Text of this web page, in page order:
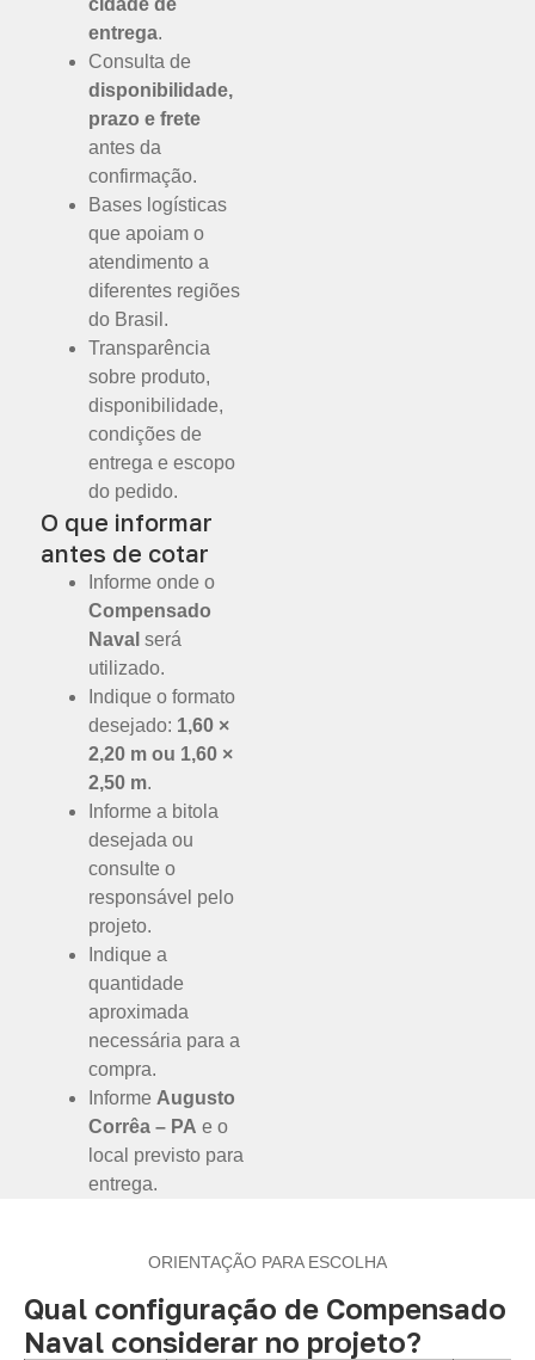
entrega.
Consulta de
disponibilidade,
prazo e frete
antes da
confirmação.
Bases logísticas
que apoiam o
atendimento a
diferentes regiões
do Brasil.
Transparência
sobre produto,
disponibilidade,
condições de
entrega e escopo
do pedido.
O que informar
antes de cotar
Informe onde o
Compensado
Naval será
utilizado.
Indique o formato
desejado: 1,60 ×
2,20 m ou 1,60 ×
2,50 m.
Informe a bitola
desejada ou
consulte o
responsável pelo
projeto.
Indique a
quantidade
aproximada
necessária para a
compra.
Informe Augusto
Corrêa – PA e o
local previsto para
entrega.
ORIENTAÇÃO PARA ESCOLHA
Qual configuração de Compensado
Naval considerar no projeto?